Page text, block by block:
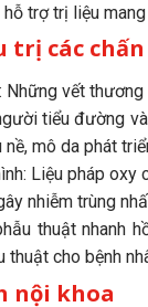
trợ trị liệu
trị các
Những vết
tiểu đường
mô da phát
Liệu pháp
nhiễm trùng
thuật nhanh
cho bệnh
nội khoa